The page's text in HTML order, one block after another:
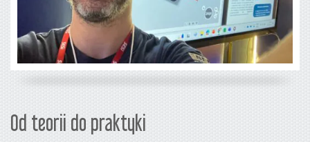
Od teorii do praktyki